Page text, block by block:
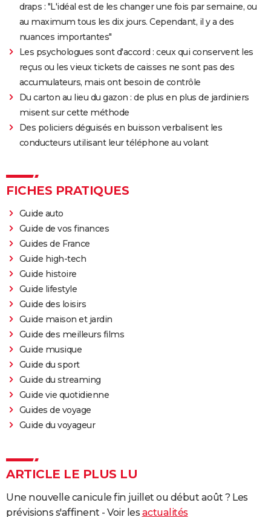
draps : "L'idéal est de les changer une fois par semaine, ou
au maximum tous les dix jours. Cependant, il y a des
nuances importantes"
Les psychologues sont d'accord : ceux qui conservent les
reçus ou les vieux tickets de caisses ne sont pas des
accumulateurs, mais ont besoin de contrôle
Du carton au lieu du gazon : de plus en plus de jardiniers
misent sur cette méthode
Des policiers déguisés en buisson verbalisent les
conducteurs utilisant leur téléphone au volant
FICHES PRATIQUES
Guide auto
Guide de vos finances
Guides de France
Guide high-tech
Guide histoire
Guide lifestyle
Guide des loisirs
Guide maison et jardin
Guide des meilleurs films
Guide musique
Guide du sport
Guide du streaming
Guide vie quotidienne
Guides de voyage
Guide du voyageur
ARTICLE LE PLUS LU
Une nouvelle canicule fin juillet ou début août ? Les
prévisions s'affinent - Voir les actualités